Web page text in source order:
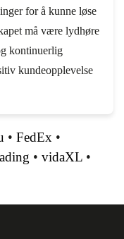
for å kunne løse
må være lydhøre
kontinuerlig
kundeopplevelse
• FedEx •
• vidaXL •